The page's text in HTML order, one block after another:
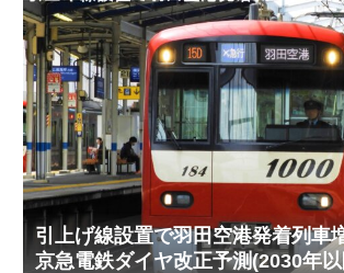
引上げ線設置で羽田空港発着列
京急電鉄ダイヤ改正予測(2030年